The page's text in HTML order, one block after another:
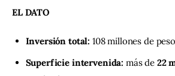
EL DATO
Inversión total: 108 millones de
Superficie intervenida: más de 22